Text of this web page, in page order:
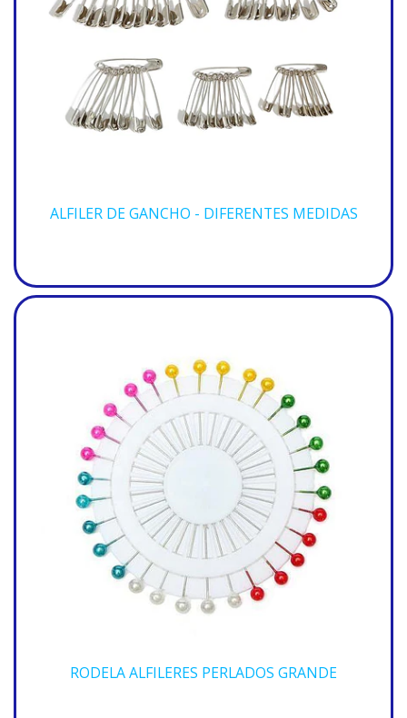
ALFILER DE GANCHO - DIFERENTES MEDIDAS
RODELA ALFILERES PERLADOS GRANDE